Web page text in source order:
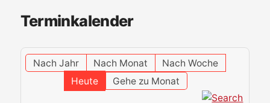
Terminkalender
Nach Jahr Nach Monat
Nach Woche
Heute
Gehe zu Monat